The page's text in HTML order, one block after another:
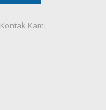
Kontak Kami